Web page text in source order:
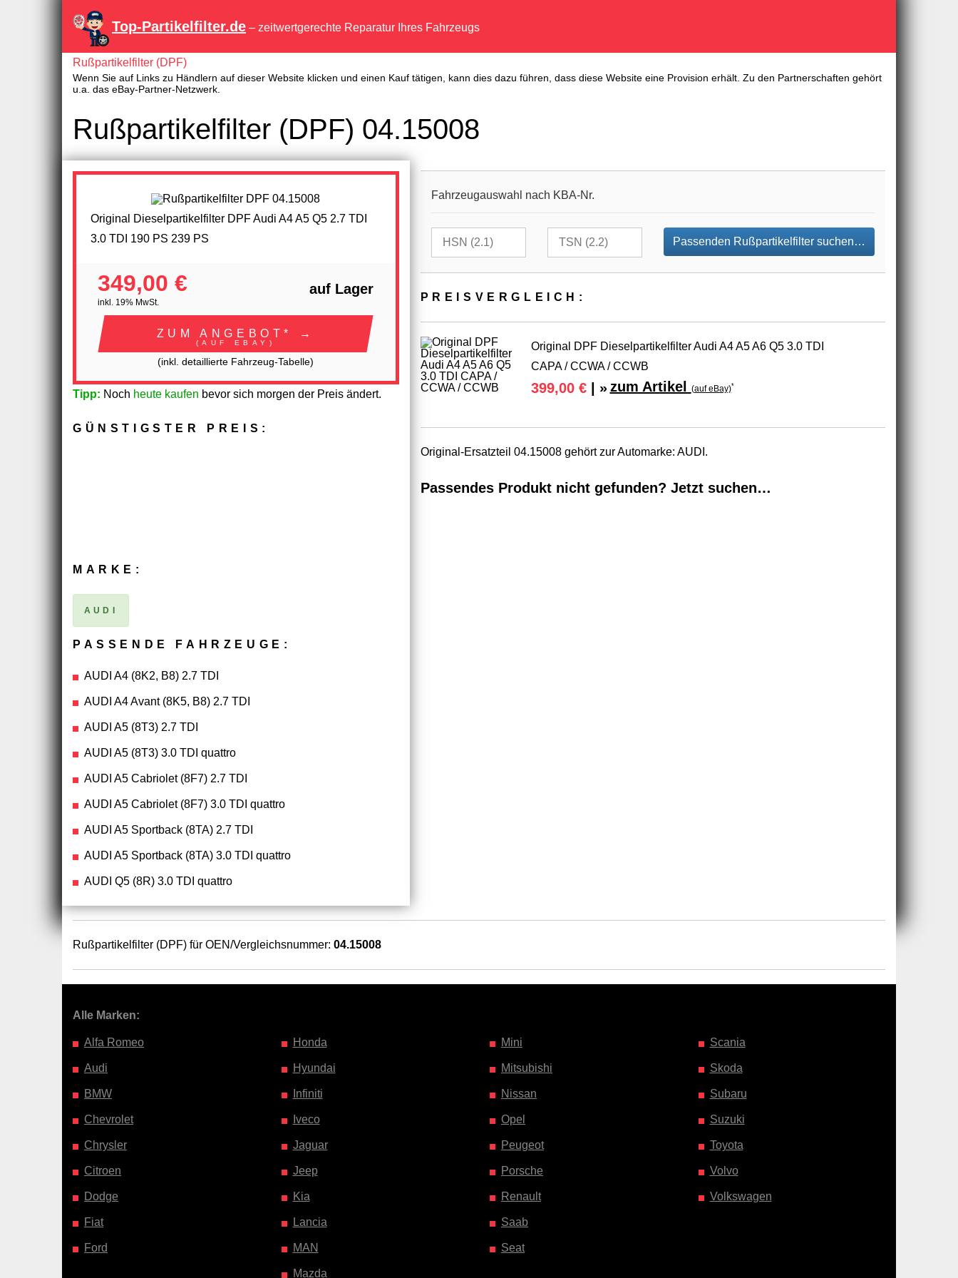
Top-Partikelfilter.de – zeitwertgerechte Reparatur Ihres Fahrzeugs
Rußpartikelfilter (DPF)
Wenn Sie auf Links zu Händlern auf dieser Website klicken und einen Kauf tätigen, kann dies dazu führen, dass diese Website eine Provision erhält. Zu den Partnerschaften gehört
u.a. das eBay-Partner-Netzwerk.
Rußpartikelfilter (DPF) 04.15008
Original Dieselpartikelfilter DPF Audi A4 A5 Q5 2.7 TDI
3.0 TDI 190 PS 239 PS
349,00 €
inkl. 19% MwSt.
auf Lager
ZUM ANGEBOT* →
(AUF EBAY)
(inkl. detaillierte Fahrzeug-Tabelle)
Tipp: Noch heute kaufen bevor sich morgen der Preis ändert.
GÜNSTIGSTER PREIS:
MARKE:
AUDI
PASSENDE FAHRZEUGE:
AUDI A4 (8K2, B8) 2.7 TDI
AUDI A4 Avant (8K5, B8) 2.7 TDI
AUDI A5 (8T3) 2.7 TDI
AUDI A5 (8T3) 3.0 TDI quattro
AUDI A5 Cabriolet (8F7) 2.7 TDI
AUDI A5 Cabriolet (8F7) 3.0 TDI quattro
AUDI A5 Sportback (8TA) 2.7 TDI
AUDI A5 Sportback (8TA) 3.0 TDI quattro
AUDI Q5 (8R) 3.0 TDI quattro
Fahrzeugauswahl nach KBA-Nr.
Passenden Rußpartikelfilter suchen…
PREIS­VER­GLEICH:
Original DPF Dieselpartikelfilter Audi A4 A5 A6 Q5 3.0 TDI
CAPA / CCWA / CCWB
399,00 €| » zum Artikel (auf eBay)*
Original-Ersatzteil 04.15008 gehört zur Automarke: AUDI.
Passendes Produkt nicht gefunden? Jetzt suchen…
Rußpartikelfilter (DPF) für OEN/Vergleichsnummer: 04.15008
Alle Marken:
Alfa Romeo
Audi
BMW
Chevrolet
Chrysler
Citroen
Dodge
Fiat
Ford
Honda
Hyundai
Infiniti
Iveco
Jaguar
Jeep
Kia
Lancia
MAN
Mazda
Mini
Mitsubishi
Nissan
Opel
Peugeot
Porsche
Renault
Saab
Seat
Scania
Skoda
Subaru
Suzuki
Toyota
Volvo
Volkswagen